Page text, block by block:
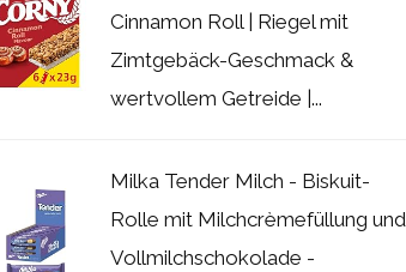
Cinnamon Roll | Riegel mit
Zimtgebäck-Geschmack &
wertvollem Getreide |...
Milka Tender Milch - Biskuit-
Rolle mit Milchcrèmefüllung und
Vollmilchschokolade -